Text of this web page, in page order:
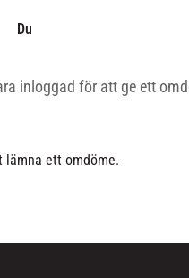
Du
lämna ett omdöme.